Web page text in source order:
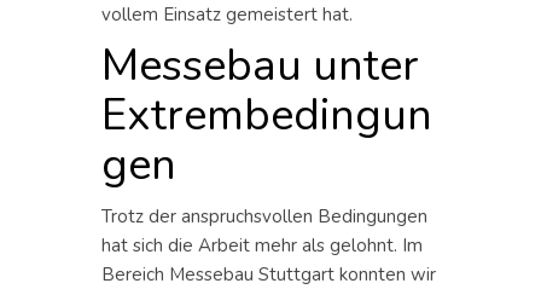
vollem Einsatz gemeistert hat.
Messebau unter
Extrembedingun
gen
Trotz der anspruchsvollen Bedingungen
hat sich die Arbeit mehr als gelohnt. Im
Bereich Messebau Stuttgart konnten wir